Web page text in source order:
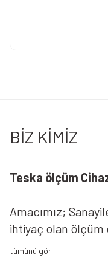
Ürün bilgilerinde
BİZ KİMİZ
Teska ölçüm
Amacımız;
ihtiyaç olan ölçüm
sizlere